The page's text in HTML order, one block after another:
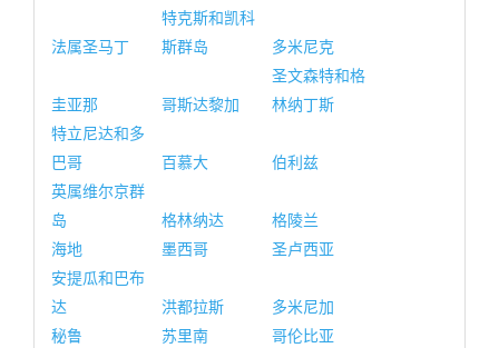
法属圣马丁
特克斯和凯科
斯群岛
多米尼克
圭亚那 哥斯达黎加
圣文森特和格
林纳丁斯
特立尼达和多
巴哥
百慕大
伯利兹
英属维尔京群
岛
格林纳达
格陵兰
海地
墨西哥
圣卢西亚
安提瓜和巴布
达
洪都拉斯
多米尼加
秘鲁
苏里南
哥伦比亚